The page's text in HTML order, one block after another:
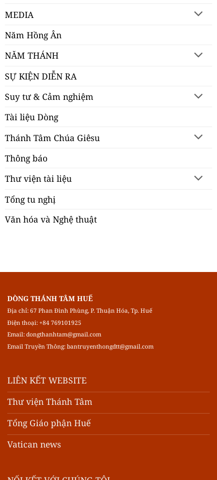
MEDIA
Năm Hồng Ân
NĂM THÁNH
SỰ KIỆN DIỄN RA
Suy tư & Cảm nghiệm
Tài liệu Dòng
Thánh Tâm Chúa Giêsu
Thông báo
Thư viện tài liệu
Tổng tu nghị
Văn hóa và Nghệ thuật
DÒNG THÁNH TÂM HUẾ
Địa chỉ: 67 Phan Đình Phùng, P. Thuận Hóa, Tp. Huế
Điện thoại: +84 769101925
Email:dongthanhtam@gmail.com
Email Truyền Thông:bantruyenthongdtt@gmail.com
LIÊN KẾT WEBSITE
Thư viện Thánh Tâm
Tổng Giáo phận Huế
Vatican news